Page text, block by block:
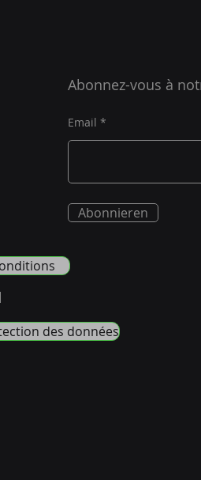
Abonnez-vous à
Email
Abonnieren
des données